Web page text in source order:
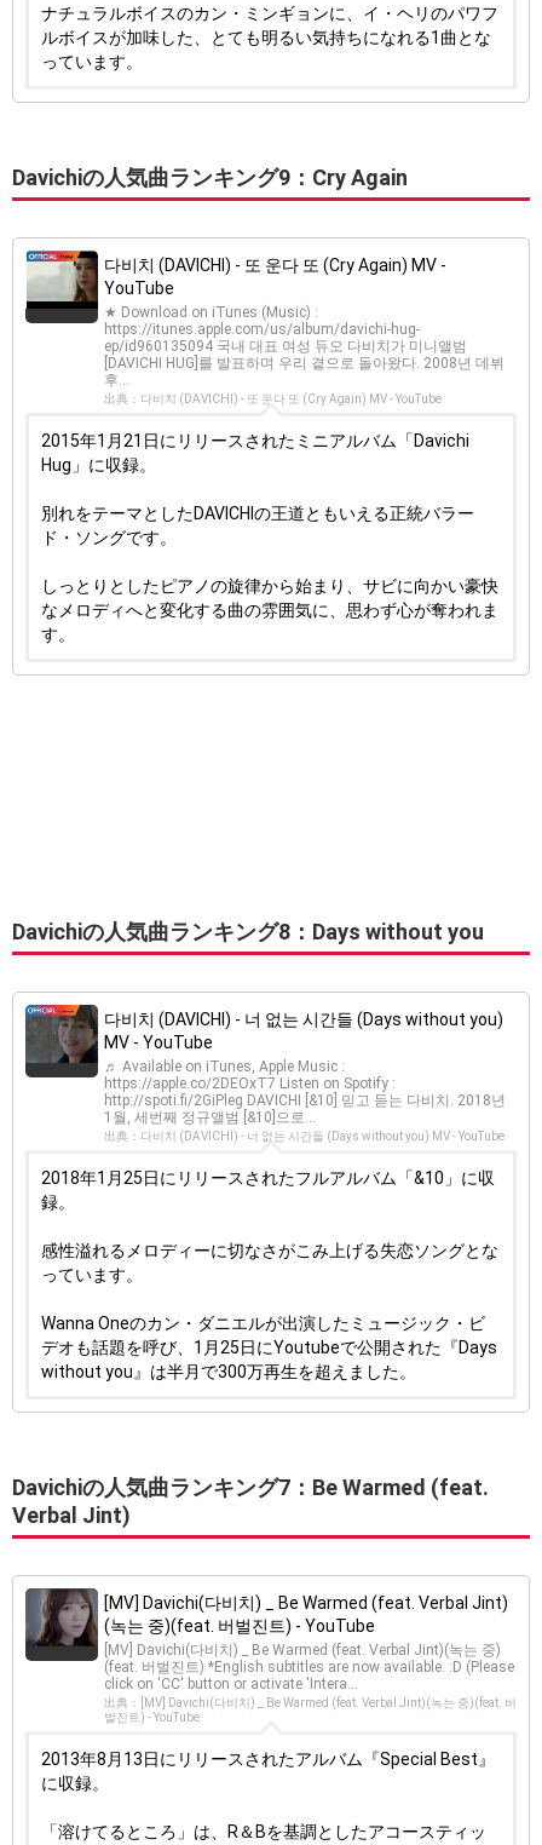
ナチュラルボイスのカン・ミンギョンに、イ・ヘリのパワフ
ルボイスが加味した、とても明るい気持ちになれる1曲とな
っています。
Davichiの人気曲ランキング9：Cry Again
다비치 (DAVICHI) - 또 운다 또 (Cry Again) MV -
YouTube
★ Download on iTunes (Music) :
https://itunes.apple.com/us/album/davichi-hug-
ep/id960135094 국내 대표 여성 듀오 다비치가 미니앨범
[DAVICHI HUG]를 발표하며 우리 곁으로 돌아왔다. 2008년 데뷔
후...
出典：다비치 (DAVICHI) - 또 운다 또 (Cry Again) MV - YouTube
2015年1月21日にリリースされたミニアルバム「Davichi
Hug」に収録。
別れをテーマとしたDAVICHIの王道ともいえる正統バラー
ド・ソングです。
しっとりとしたピアノの旋律から始まり、サビに向かい豪快
なメロディへと変化する曲の雰囲気に、思わず心が奪われま
す。
Davichiの人気曲ランキング8：Days without you
다비치 (DAVICHI) - 너 없는 시간들 (Days without you)
MV - YouTube
♬ Available on iTunes, Apple Music :
https://apple.co/2DEOxT7 Listen on Spotify :
http://spoti.fi/2GiPleg DAVICHI [&10] 믿고 듣는 다비치. 2018년
1월, 세번째 정규앨범 [&10]으로...
出典：다비치 (DAVICHI) - 너 없는 시간들 (Days without you) MV - YouTube
2018年1月25日にリリースされたフルアルバム「&10」に収
録。
感性溢れるメロディーに切なさがこみ上げる失恋ソングとな
っています。
Wanna Oneのカン・ダニエルが出演したミュージック・ビ
デオも話題を呼び、1月25日にYoutubeで公開された『Days
without you』は半月で300万再生を超えました。
Davichiの人気曲ランキング7：Be Warmed (feat.
Verbal Jint)
[MV] Davichi(다비치) _ Be Warmed (feat. Verbal Jint)
(녹는 중)(feat. 버벌진트) - YouTube
[MV] Davichi(다비치) _ Be Warmed (feat. Verbal Jint)(녹는 중)
(feat. 버벌진트) *English subtitles are now available. :D (Please
click on 'CC' button or activate 'Intera...
出典：[MV] Davichi(다비치) _ Be Warmed (feat. Verbal Jint)(녹는 중)(feat. 버
벌진트) - YouTube
2013年8月13日にリリースされたアルバム『Special Best』
に収録。
「溶けてるところ」は、R＆Bを基調としたアコースティッ